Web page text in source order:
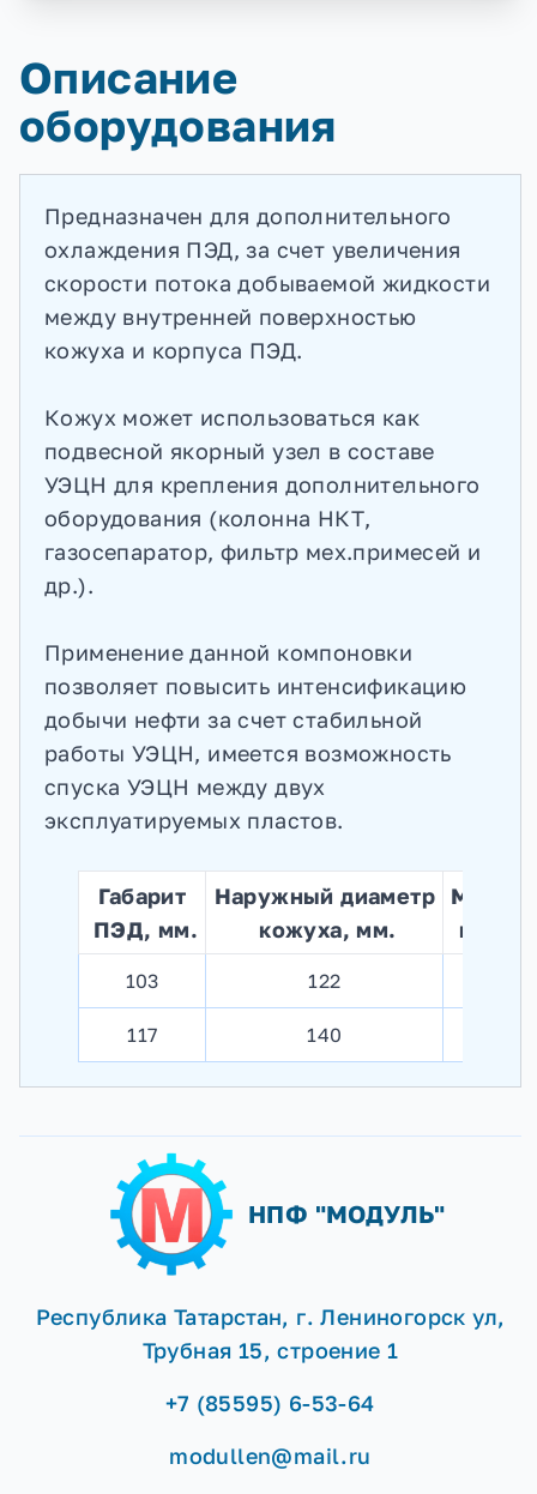
Описание
оборудования
Предназначен для дополнительного
охлаждения ПЭД, за счет увеличения
скорости потока добываемой жидкости
между внутренней поверхностью
кожуха и корпуса ПЭД.
Кожух может использоваться как
подвесной якорный узел в составе
УЭЦН для крепления дополнительного
оборудования (колонна НКТ,
газосепаратор, фильтр мех.примесей и
др.).
Применение данной компоновки
позволяет повысить интенсификацию
добычи нефти за счет стабильной
работы УЭЦН, имеется возможность
спуска УЭЦН между двух
эксплуатируемых пластов.
Габарит
ПЭД, мм.
Наружный диаметр
кожуха, мм.
103 122
117 140
НПФ "МОДУЛЬ"
Республика Татарстан, г. Лениногорск ул,
Трубная 15, строение 1
+7 (85595) 6-53-64
modullen@mail.ru